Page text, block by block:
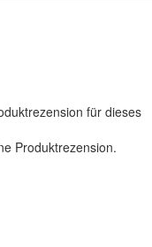
für dieses
Produktrezension.